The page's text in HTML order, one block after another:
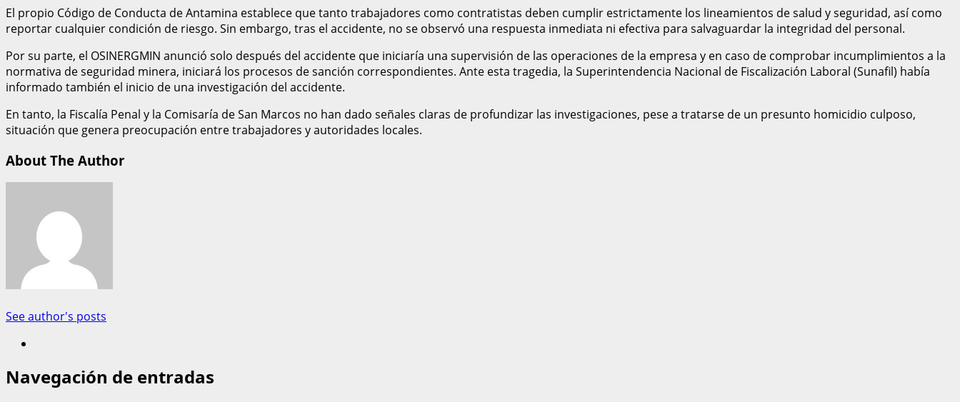
El propio Código de Conducta de Antamina establece que tanto trabajadores como contratistas deben cumplir estrictamente los lineamientos de salud y seguridad, así como
reportar cualquier condición de riesgo. Sin embargo, tras el accidente, no se observó una respuesta inmediata ni efectiva para salvaguardar la integridad del personal.
Por su parte, el OSINERGMIN anunció solo después del accidente que iniciaría una supervisión de las operaciones de la empresa y en caso de comprobar incumplimientos a la
normativa de seguridad minera, iniciará los procesos de sanción correspondientes. Ante esta tragedia, la Superintendencia Nacional de Fiscalización Laboral (Sunafil) había
informado también el inicio de una investigación del accidente.
En tanto, la Fiscalía Penal y la Comisaría de San Marcos no han dado señales claras de profundizar las investigaciones, pese a tratarse de un presunto homicidio culposo,
situación que genera preocupación entre trabajadores y autoridades locales.
About The Author
See author's posts
Navegación de entradas